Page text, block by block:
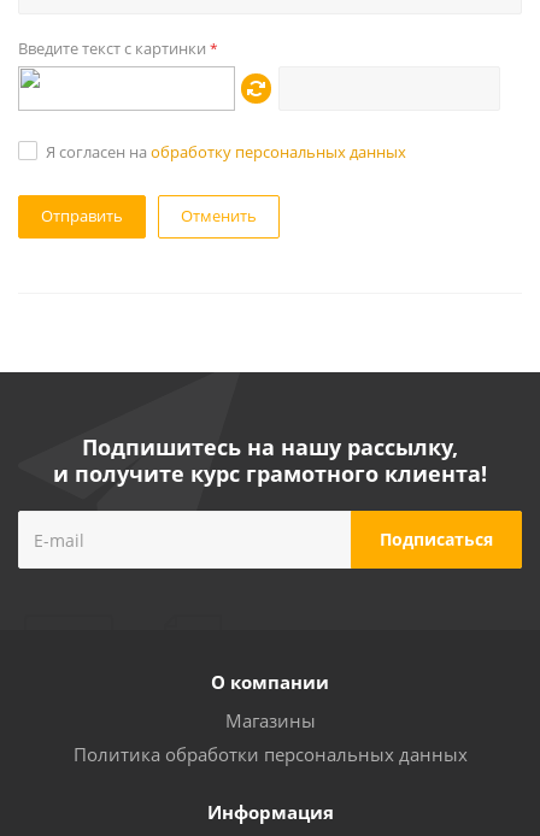
Введите текст с картинки *
Я согласен на обработку персональных данных
Отменить
Подпишитесь на нашу рассылку,
и получите курс грамотного клиента!
О компании
Магазины
Политика обработки персональных данных
Информация